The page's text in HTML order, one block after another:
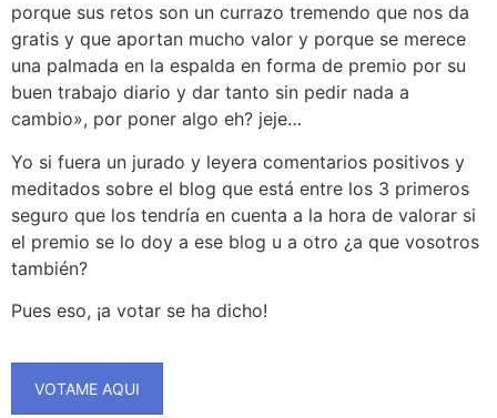
porque sus retos son un currazo tremendo que nos da
gratis y que aportan mucho valor y porque se merece
una palmada en la espalda en forma de premio por su
buen trabajo diario y dar tanto sin pedir nada a
cambio», por poner algo eh? jeje…
Yo si fuera un jurado y leyera comentarios positivos y
meditados sobre el blog que está entre los 3 primeros
seguro que los tendría en cuenta a la hora de valorar si
el premio se lo doy a ese blog u a otro ¿a que vosotros
también?
Pues eso, ¡a votar se ha dicho!
VOTAME AQUI